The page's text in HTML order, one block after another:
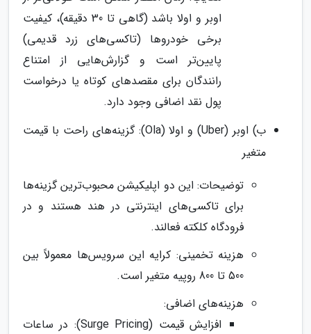
اوبر و اولا باشد (گاهی تا 30 دقیقه)، کیفیت
برخی خودروها (تاکسی‌های زرد قدیمی)
پایین‌تر است و گزارش‌هایی از امتناع
رانندگان برای مقصدهای کوتاه یا درخواست
پول نقد اضافی وجود دارد.
ب) اوبر (Uber) و اولا (Ola): گزینه‌های راحت با قیمت
متغیر
توضیحات: این دو اپلیکیشن محبوب‌ترین گزینه‌ها
برای تاکسی‌های اینترنتی در هند هستند و در
فرودگاه کلکته فعالند.
هزینه تخمینی: کرایه این سرویس‌ها معمولاً بین
500 تا 800 روپیه متغیر است.
هزینه‌های اضافی:
افزایش قیمت (Surge Pricing): در ساعات